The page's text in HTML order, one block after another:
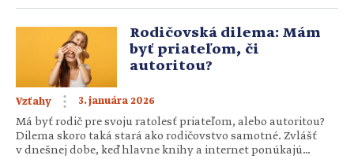
mučení… Mozambičania, Sýrčania, Libanončania, Kórejci,
Číňania a mnohí iní žijú životy, ktoré si na Slovensku
nevieme ani predstaviť. Denne prichádzajú o rodičov, deti,
domovy a živobytie. Ich […]
Rodičovská dilema: Mám
byť priateľom, či
autoritou?
Vzťahy 3. januára 2026
Má byť rodič pre svoju ratolesť priateľom, alebo autoritou?
Dilema skoro taká stará ako rodičovstvo samotné. Zvlášť
v dnešnej dobe, keď hlavne knihy a internet ponúkajú